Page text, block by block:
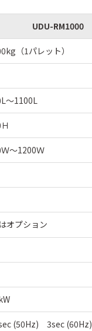
UDU-RM1000
（1パレット）
〜1100L
〜1200Ｗ
プション
(50Hz) 3sec (60Hz)